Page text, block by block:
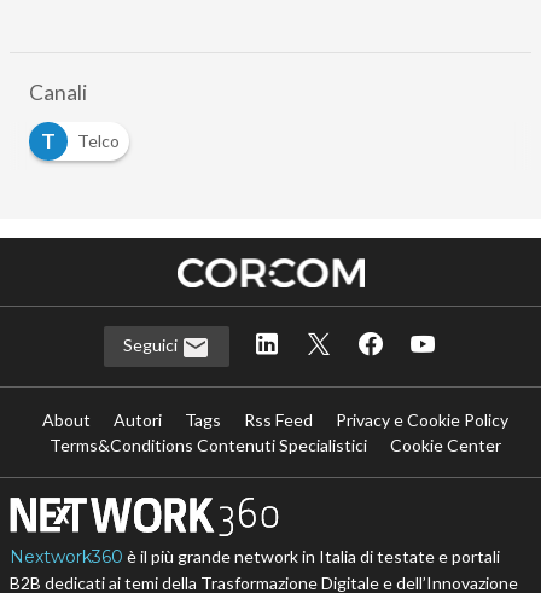
Canali
T
Telco
Seguici
About Autori Tags Rss Feed
Privacy e Cookie Policy
Terms&Conditions Contenuti Specialistici
Cookie Center
Nextwork360 è il più grande network in Italia di testate e portali
B2B dedicati ai temi della Trasformazione Digitale e dell’Innovazione